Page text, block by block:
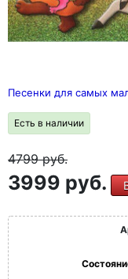
Песенки для самых
Есть в наличии
4799руб.
3999 руб.